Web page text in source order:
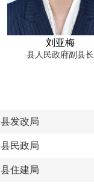
刘亚梅
县人民政府副县长
县发改局
县民政局
县住建局